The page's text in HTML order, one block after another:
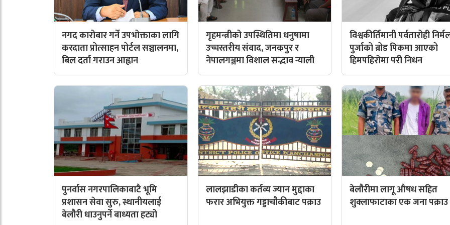
नगद कारोबार गर्ने उपभोक्ताका लागि
करदाता प्रोत्साहन पोर्टल सञ्चालनमा,
बिल दर्ता गराउन आह्वान
गृहमन्त्रीको उपस्थितिमा धनुषामा
उच्चस्तरीय संवाद, जनकपुर र
नेपालगञ्जमा विशाल सद्भाव र्‍याली
विश्वकीर्तिमानी पर्वतारोही
पुर्जाको ब्रोड पिकमा आएको
हिमपहिरोमा परी निधन
पुनर्वास नगरपालिकाबाटै भूमि
प्रशासन सेवा सुरु, स्थानीयलाई
बेलौरी धाउनुपर्ने बाध्यता हट्यो
लालझाडीका कर्तव्य ज्यान मुद्दाका
फरार अभियुक्त गड्डाचौकीबाट पक्राउ
बेलौरीमा लागू औषध सहित
शुक्लाफाटाका एक जना